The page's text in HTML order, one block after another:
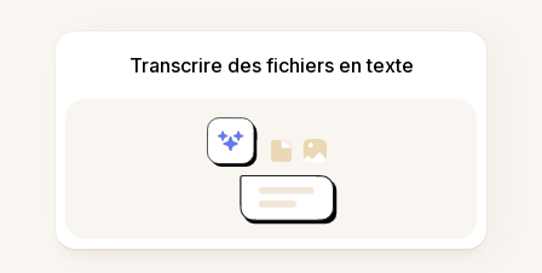
Transcrire des fichiers en texte